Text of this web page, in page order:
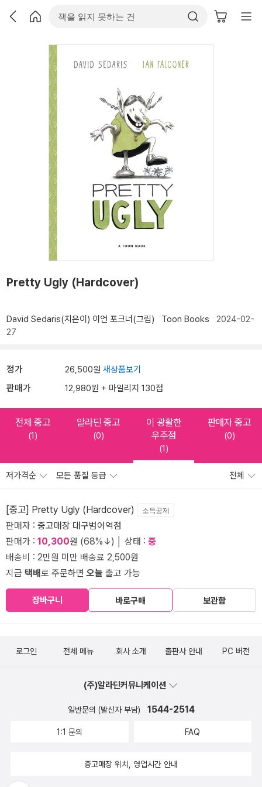
Pretty Ugly (Hardcover)
David Sedaris(지은이) 이언 포크너(그림) Toon Books 2024-02-
27
정가 26,500원 새상품보기
판매가 12,980원 + 마일리지 130점
전체 중고
(1)
알라딘 중고
(0)
이 광활한
우주점
(1)
판매자 중고
(0)
저가격순 모든 품질 등급 전체
[중고] Pretty Ugly (Hardcover) 소득공제
판매자 : 중고매장 대구범어역점
판매가 : 10,300원 (68%↓) │ 상태 : 중
배송비 : 2만원 미만 배송료 2,500원
지금 택배로 주문하면오늘 출고 가능
장바구니 바로구매 보관함
로그인 전체 메뉴 회사 소개 출판사 안내 PC 버전
(주)알라딘커뮤니케이션
일반문의 (발신자 부담) 1544-2514
1:1 문의 FAQ
중고매장 위치, 영업시간 안내